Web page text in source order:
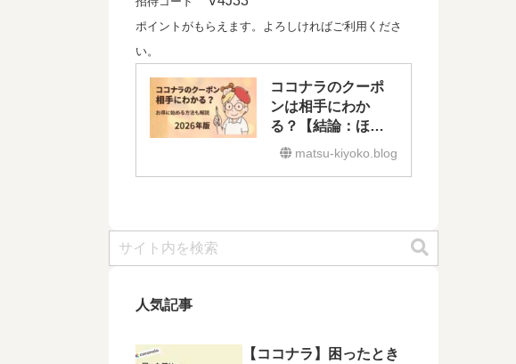
ポイントがもらえます。よろしければご利用くださ
い。
ココナラのクーポ
ンは相手にわか
る？【結論：ほぼ
バレません】クー
ポンはいつ出る？
matsu-kiyoko.blog
人気記事
【ココナラ】困ったとき